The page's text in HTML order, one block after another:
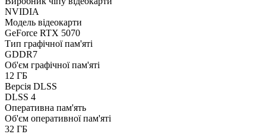
NVIDIA
Модель відеокарти
GeForce RTX 5070
Тип графічної пам'яті
GDDR7
Об'єм графічної пам'яті
12 ГБ
Версія DLSS
DLSS 4
Оперативна пам'ять
Об'єм оперативної пам'яті
32 ГБ